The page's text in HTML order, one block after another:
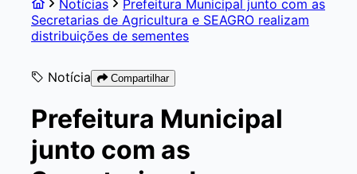
Notícias
Prefeitura Municipal junto com as
Secretarias de Agricultura e SEAGRO realizam
distribuições de sementes
Notícia Compartilhar
Prefeitura Municipal
junto com as